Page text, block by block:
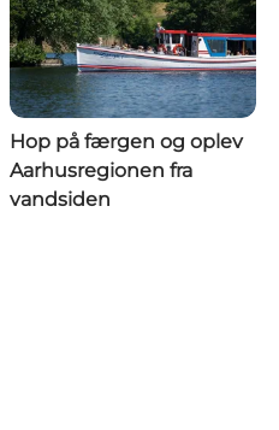
Hop på færgen og oplev
Aarhusregionen fra
vandsiden